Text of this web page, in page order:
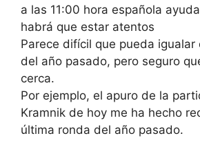
a las 11:00 hora española
habrá que estar atentos
Parece difícil que pueda igualar
del año pasado, pero seguro
cerca.
Por ejemplo, el apuro de la
Kramnik de hoy me ha hecho
última ronda del año pasado.